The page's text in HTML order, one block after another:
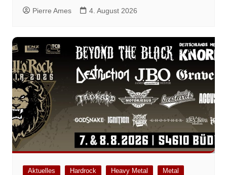
Pierre Ames 4. August 2026
Aktuelles Hardrock Heavy Metal
Metal